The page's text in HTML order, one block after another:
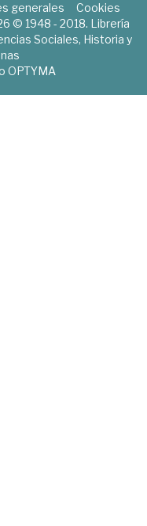
generales
Cookies
© 1948 - 2018. Librería
Sociales, Historia y
OPTYMA